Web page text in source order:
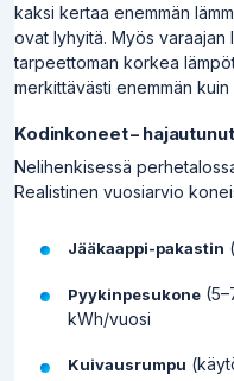
kaksi kertaa enemmän
ovat lyhyitä. Myös varaajan
tarpeettoman korkea
merkittävästi enemmän
Kodinkoneet –
Nelihenkisessä
Realistinen vuosiarvio
Jääkaappi-pakastin
Pyykinpesukone
kWh/vuosi
Kuivausrumpu